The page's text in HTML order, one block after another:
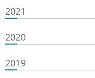
2021
2020
2019